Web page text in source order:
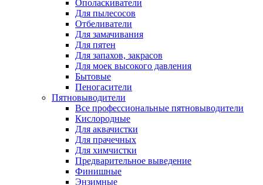
Ополаскиватели
Для пылесосов
Отбеливатели
Для замачивания
Для пятен
Для запахов, закрасов
Для моек высокого давления
Бытовые
Пеногасители
Пятновыводители
Все профессиональные пятновыводители
Кислородные
Для аквачистки
Для прачечных
Для химчистки
Предварительное выведение
Финишные
Энзимные